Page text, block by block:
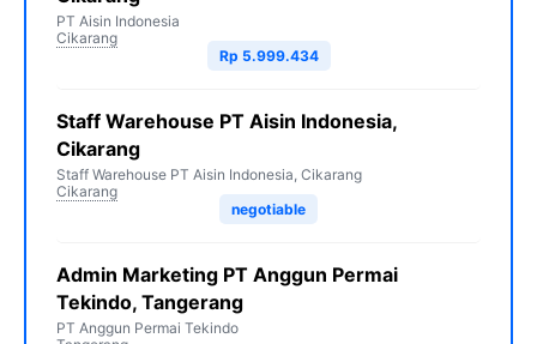
PT Aisin Indonesia
Cikarang
Rp 5.999.434
Staff Warehouse PT Aisin Indonesia,
Cikarang
Staff Warehouse PT Aisin Indonesia, Cikarang
Cikarang
negotiable
Admin Marketing PT Anggun Permai
Tekindo, Tangerang
PT Anggun Permai Tekindo